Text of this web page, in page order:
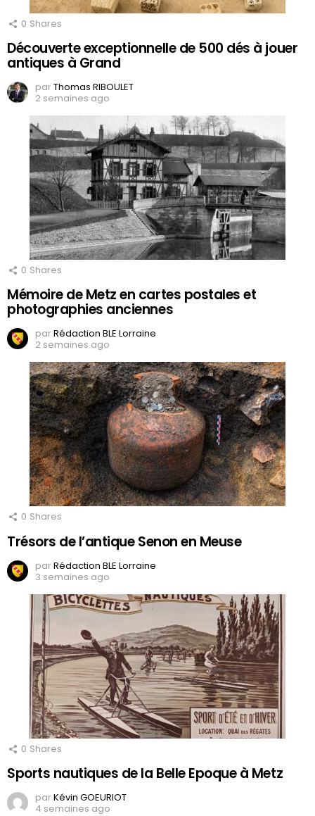
0 Shares
Découverte exceptionnelle de 500 dés à jouer
antiques à Grand
parThomas RIBOULET
2 semaines ago
0 Shares
Mémoire de Metz en cartes postales et
photographies anciennes
parRédaction BLE Lorraine
2 semaines ago
0 Shares
Trésors de l’antique Senon en Meuse
parRédaction BLE Lorraine
3 semaines ago
0 Shares
Sports nautiques de la Belle Epoque à Metz
parKévin GOEURIOT
4 semaines ago